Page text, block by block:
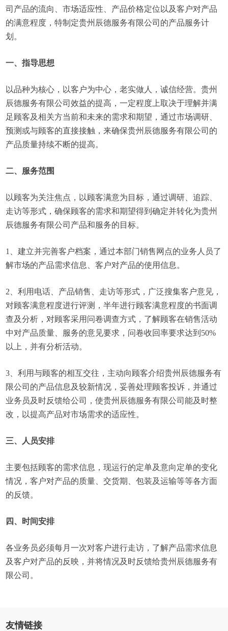
司产品的流向、市场适应性、产品价格定位以及客户对产品
的满意程度，特制定贵州辰德服务有限公司的产品服务计
划。
一、指导思想
以品种为核心，以客户为中心，老实做人，诚信经营。贵州
辰德服务有限公司效益的提高，一定程度上取决于理解并满
足顾客及相关方当前和未来的需求和期望，通过市场调研、
预测或与顾客的直接接触，来确保贵州辰德服务有限公司的
产品质量持续不断的提高。
二、服务范围
以顾客为关注焦点，以顾客满意为目标，通过调研、追踪、
走访等形式，确保顾客的需求和期望得到确定并转化为贵州
辰德服务有限公司产品和服务的目标。
1、建立并完善客户档案，通过本部门销售网点的业务人员了
解市场的产品需求信息、客户对产品的使用信息。
2、利用电话、产品销售、走访等形式，广泛搜集客户意见，
对顾客满意程度进行评测，半年进行顾客满意程度的书面调
查及分析，对顾客采用问卷调查方式，了解顾客在销售活动
中对产品质量、服务的意见要求，问卷收回率要求达到50%
以上，并有分析活动。
3、利用与顾客的相互交往，主动向顾客介绍贵州辰德服务有
限公司的产品信息及较新情况，妥善处理顾客投诉，并通过
业务员及时反馈给公司，使贵州辰德服务有限公司能及时整
改，以提高产品对市场需求的适应性。
三、人员安排
主要包括顾客的需求信息，现运行的定单及意向定单的变化
情况，客户对产品的质量、交货期、包装及运输等等各方面
的反馈。
四、时间安排
各业务员必须每月一次对客户进行走访，了解产品需求信息
及客户对产品的反映，并将情况及时反馈给贵州辰德服务有
限公司。
友情链接